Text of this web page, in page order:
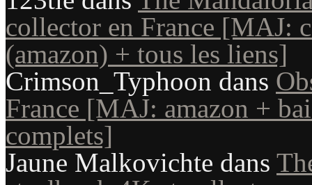
collector en France [MAJ:
(amazon) + tous les liens]
Crimson_Typhoon dans
France [MAJ: amazon +
complets]
Jaune Malkovichte dans